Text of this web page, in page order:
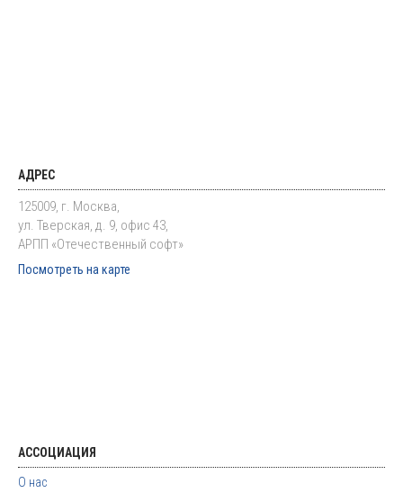
АДРЕС
125009, г. Москва,
ул. Тверская, д. 9, офис 43,
АРПП «Отечественный софт»
Посмотреть на карте
АССОЦИАЦИЯ
О нас